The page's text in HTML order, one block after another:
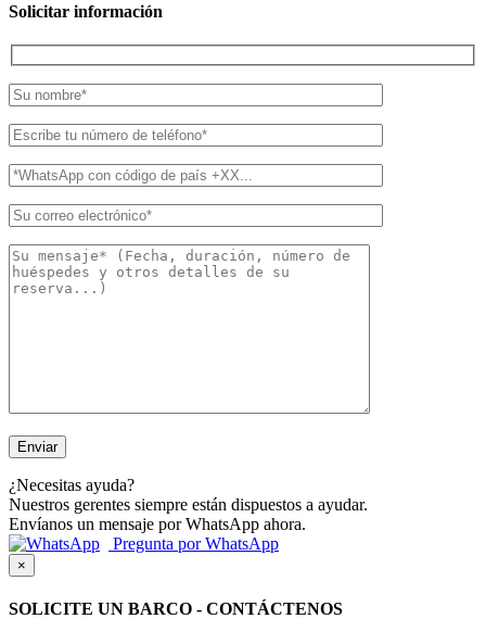
Solicitar información
¿Necesitas ayuda?
Nuestros gerentes siempre están dispuestos a ayudar.
Envíanos un mensaje por WhatsApp ahora.
Pregunta por WhatsApp
×
SOLICITE UN BARCO - CONTÁCTENOS